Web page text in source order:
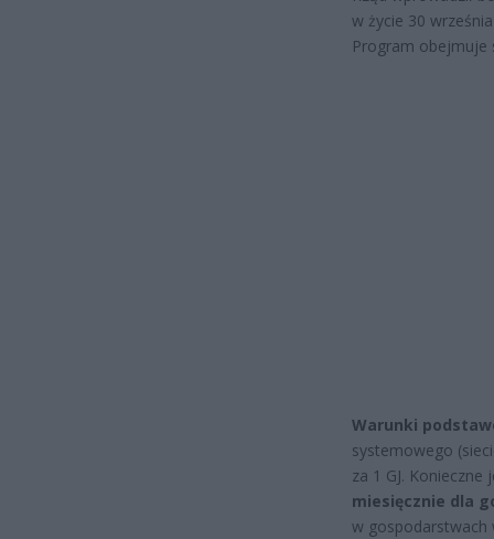
w życie 30
Program
Warunki
systemowego
za 1 GJ.
miesięcznie dla
w gospodarstwach